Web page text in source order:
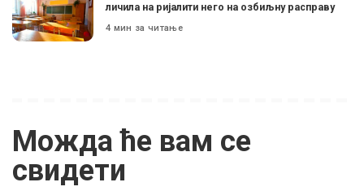
личила на ријалити него на озбиљну расправу
4 мин за читање
Можда ће вам се
свидети